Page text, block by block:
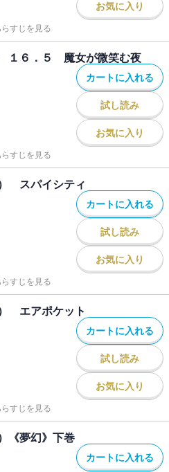
お気に入り
すじを見る
６．５ 魔女が微笑む夜
カートに入れる
試し読み
お気に入り
すじを見る
スパイシティ
カートに入れる
試し読み
お気に入り
すじを見る
エアポケット
カートに入れる
試し読み
お気に入り
すじを見る
《夢幻》下巻
カートに入れる